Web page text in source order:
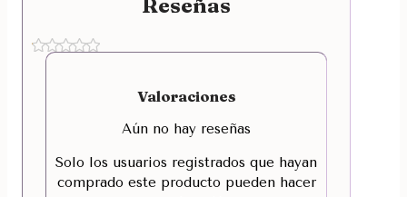
Valoraciones
Aún no hay reseñas
Solo los usuarios registrados que hayan
comprado este producto pueden hacer